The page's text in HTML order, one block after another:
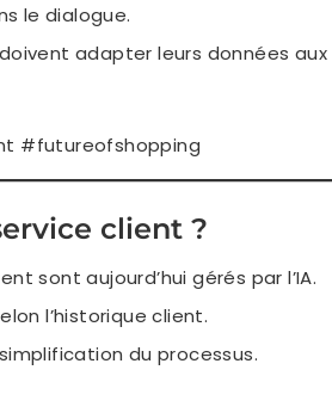
le dialogue.
adapter leurs données aux
#futureofshopping
client ?
sont aujourd’hui gérés par l’IA.
l’historique client.
du processus.